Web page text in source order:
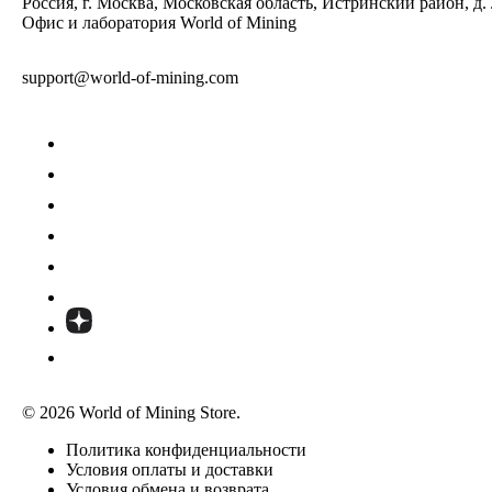
Офис и лаборатория World of Mining
support@world-of-mining.com
© 2026 World of Mining Store.
Политика конфиденциальности
Условия оплаты и доставки